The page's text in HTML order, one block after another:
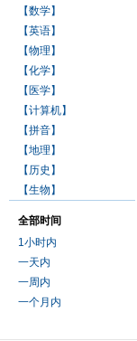
【数学】
【英语】
【物理】
【化学】
【医学】
【计算机】
【拼音】
【地理】
【历史】
【生物】
全部时间
1小时内
一天内
一周内
一个月内